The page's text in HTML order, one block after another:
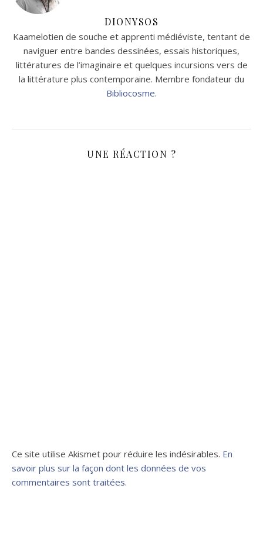
DIONYSOS
Kaamelotien de souche et apprenti médiéviste, tentant de
naviguer entre bandes dessinées, essais historiques,
littératures de l’imaginaire et quelques incursions vers de
la littérature plus contemporaine. Membre fondateur du
Bibliocosme.
UNE RÉACTION ?
Ce site utilise Akismet pour réduire les indésirables. En
savoir plus sur la façon dont les données de vos
commentaires sont traitées.